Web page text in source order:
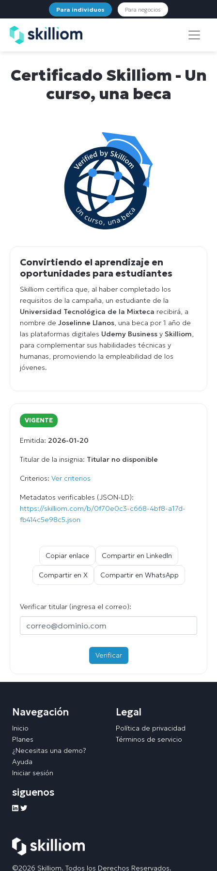
Para individuos Para negocios
Certificado Skilliom - Un
curso, una beca
Convirtiendo el aprendizaje en
oportunidades para estudiantes
Skilliom certifica que, al haber completado los
requisitos de la campaña, un estudiante de la
Universidad Tecnológica de la Mixteca recibirá, a
nombre de Joselinne Llanos , una beca por 1 año de
las plataformas digitales Udemy Business y Skilliom
para complementar sus habilidades técnicas y
humanas, promoviendo la empleabilidad de los
jóvenes.
VIGENTE
Emitida: 2026-01-20
Titular de la insignia: Titular no disponible
Criterios: Ver criterios
Metadatos verificables (JSON-LD):
https://skilliom.com/b/0f70e0c3-c668-4bf8-a17d-
fb414c5e98c5.json
Copiar enlace Compartir en LinkedIn
Compartir en X Compartir en WhatsApp
Verificar titular (ingresa el correo):
Verificar
©2026 Skilliom. Todos los Derechos Reservados.
Navegación
Inicio
Planes
¿Necesitas una demo?
Ayuda
Iniciar sesión
Legal
Política de privacidad
Términos de servicio
siguenos